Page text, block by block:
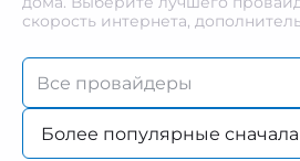
скорость интернета,
Более популярные сначала